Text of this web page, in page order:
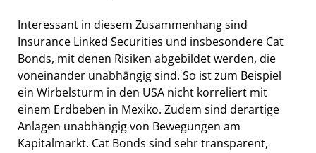
Interessant in diesem Zusammenhang sind
Insurance Linked Securities und insbesondere Cat
Bonds, mit denen Risiken abgebildet werden, die
voneinander unabhängig sind. So ist zum Beispiel
ein Wirbelsturm in den USA nicht korreliert mit
einem Erdbeben in Mexiko. Zudem sind derartige
Anlagen unabhängig von Bewegungen am
Kapitalmarkt. Cat Bonds sind sehr transparent,